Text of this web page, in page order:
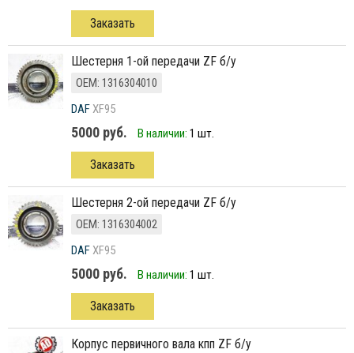
Заказать
шестерня 1-ой передачи ZF б/у
ОЕМ: 1316304010
DAFXF95
5000 руб. В наличии: 1 шт.
Заказать
шестерня 2-ой передачи ZF б/у
ОЕМ: 1316304002
DAFXF95
5000 руб. В наличии: 1 шт.
Заказать
корпус первичного вала кпп ZF б/у